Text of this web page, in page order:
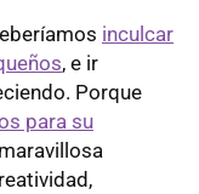
inculcar
, e ir
Porque
para su